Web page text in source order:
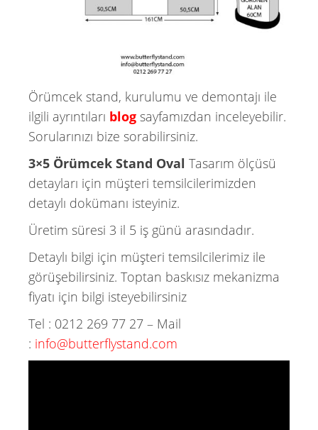
Örümcek stand, kurulumu ve demontajı ile
ilgili ayrıntıları blog sayfamızdan inceleyebilir.
Sorularınızı bize sorabilirsiniz.
3×5 Örümcek Stand Oval Tasarım ölçüsü
detayları için müşteri temsilcilerimizden
detaylı dokümanı isteyiniz.
Üretim süresi 3 il 5 iş günü arasındadır.
Detaylı bilgi için müşteri temsilcilerimiz ile
görüşebilirsiniz. Toptan baskısız mekanizma
fiyatı için bilgi isteyebilirsiniz
Tel : 0212 269 77 27 – Mail
: info@butterflystand.com